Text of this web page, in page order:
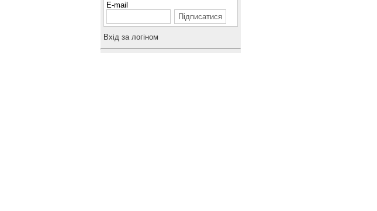
E-mail
Вхiд за логiном